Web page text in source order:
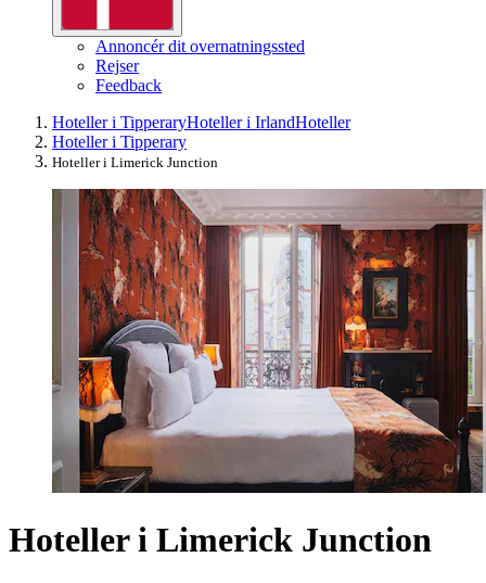
Annoncér dit overnatningssted
Rejser
Feedback
Hoteller i TipperaryHoteller i IrlandHoteller
Hoteller i Tipperary
Hoteller i Limerick Junction
Hoteller i Limerick Junction